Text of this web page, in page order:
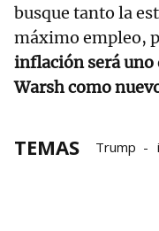
busque tanto la
máximo empleo,
inflación será uno
Warsh como
TEMAS Trump